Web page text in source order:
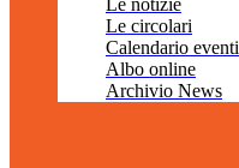
Le notizie
Le circolari
Calendario eventi
Albo online
Archivio News